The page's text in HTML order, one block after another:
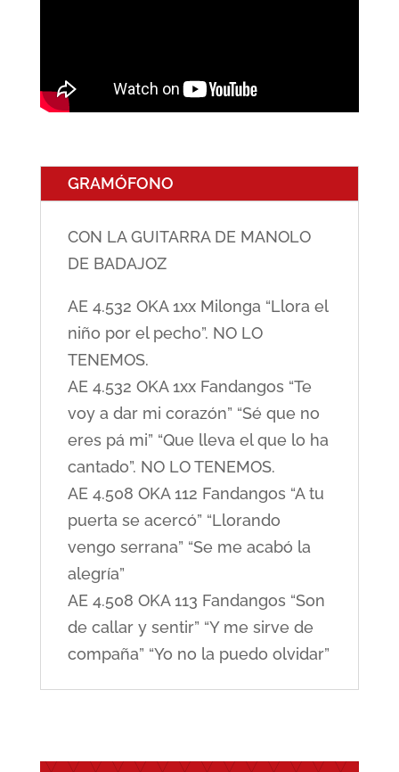
GRAMÓFONO
CON LA GUITARRA DE MANOLO
DE BADAJOZ
AE 4.532 OKA 1xx Milonga “Llora el
niño por el pecho”. NO LO
TENEMOS.
AE 4.532 OKA 1xx Fandangos “Te
voy a dar mi corazón” “Sé que no
eres pá mi” “Que lleva el que lo ha
cantado”. NO LO TENEMOS.
AE 4.508 OKA 112 Fandangos “A tu
puerta se acercó” “Llorando
vengo serrana” “Se me acabó la
alegría”
AE 4.508 OKA 113 Fandangos “Son
de callar y sentir” “Y me sirve de
compaña” “Yo no la puedo olvidar”